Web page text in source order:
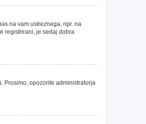
na vam ustreznega, npr. na
registrirani, je sedaj dobra
Prosimo, opozorite administratorja